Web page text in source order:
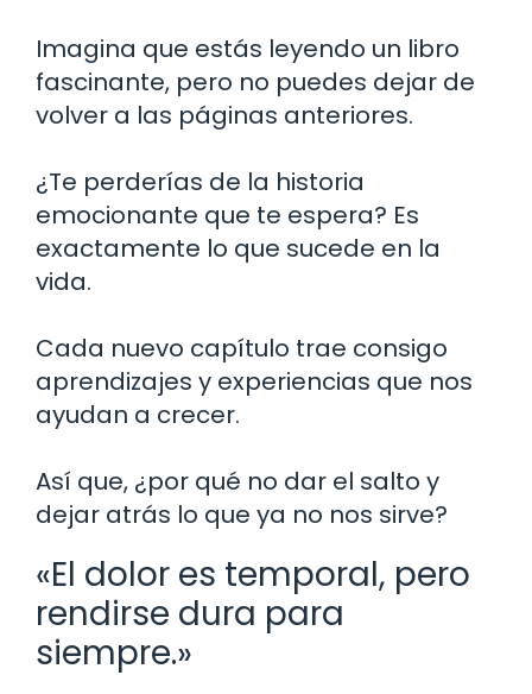
Imagina que estás leyendo un libro
fascinante, pero no puedes dejar de
volver a las páginas anteriores.
¿Te perderías de la historia
emocionante que te espera? Es
exactamente lo que sucede en la
vida.
Cada nuevo capítulo trae consigo
aprendizajes y experiencias que nos
ayudan a crecer.
Así que, ¿por qué no dar el salto y
dejar atrás lo que ya no nos sirve?
«El dolor es temporal, pero
rendirse dura para
siempre.»